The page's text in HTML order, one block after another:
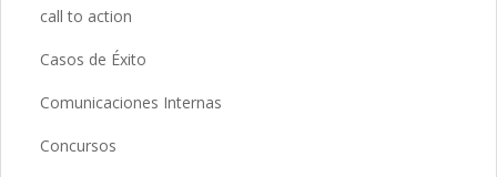
call to action
Casos de Éxito
Comunicaciones Internas
Concursos